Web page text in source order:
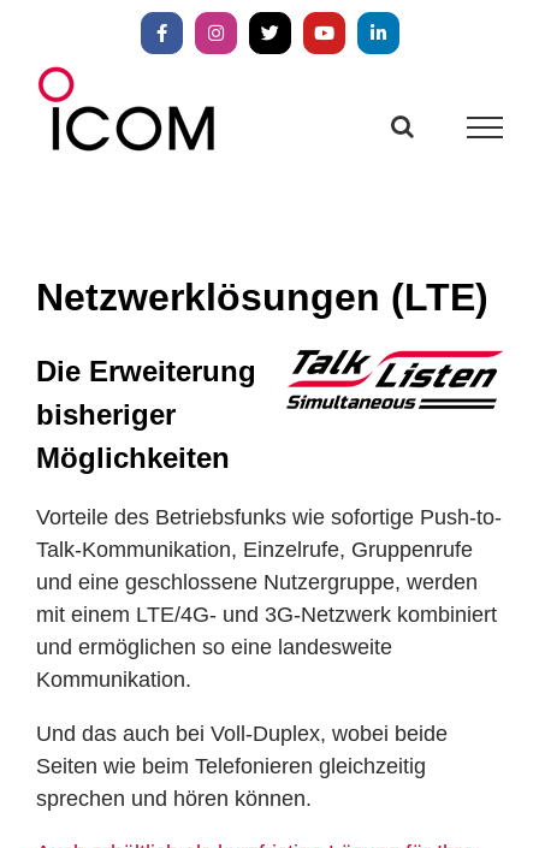
springen
FacebookInstagram
X YouTubeLinkedIn
Netzwerklösungen (LTE)
Die Erweiterung
bisheriger
Möglichkeiten
Vorteile des Betriebsfunks wie sofortige Push-to-
Talk-Kommunikation, Einzelrufe, Gruppenrufe
und eine geschlossene Nutzergruppe, werden
mit einem LTE/4G- und 3G-Netzwerk kombiniert
und ermöglichen so eine landesweite
Kommunikation.
Und das auch bei Voll-Duplex, wobei beide
Seiten wie beim Telefonieren gleichzeitig
sprechen und hören können.